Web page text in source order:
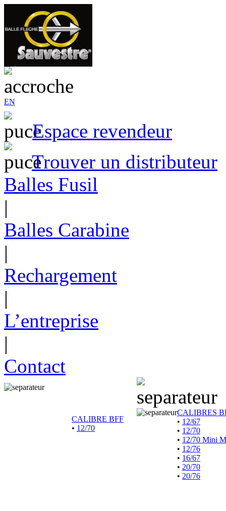
EN
Espace revendeur
Trouver un distributeur
Balles Fusil
|
Balles Carabine
|
Rechargement
|
L’entreprise
|
Contact
CALIBRE BFF
• 12/70
CALIBRES
• 12/67
• 12/70
• 12/70 Mini
• 12/76
• 16/67
• 20/70
• 20/76